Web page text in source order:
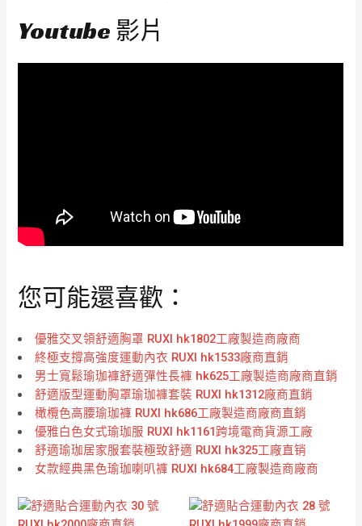
Youtube 影片
您可能還喜歡：
優雅交叉領舒適胸罩 RUXI hk1802工廠製造商廠商
終極支撐高強度運動內衣 RUXI hk1533廠商直銷
男士寬鬆瑜珈褲舒適彈性長褲 hk625工廠製造商廠商直銷
舒適版型運動胸罩瑜珈褲套裝 RUXI hk1312廠商直銷
橄欖色高腰瑜珈褲 RUXI hk686工廠製造商廠商直銷
優雅白色女式瑜珈服 RUXI hk1161跨境電商貨源工廠
舒適瑜珈居家服套裝極致舒適 RUXI hk325工廠直销
女款經典黑色瑜珈喇叭褲 RUXI hk684工廠製造商廠商